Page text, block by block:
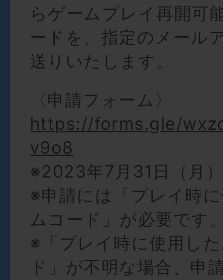
らゲームプレイ再開可
ードを、指定のメール
送りいたします。
〈申請フォーム〉
https://forms.gle/
v9o8
※2023年7月31日（月
※申請には「プレイ時
ムコード」が必要です
※「プレイ時に使用し
ド」が不明な場合、申